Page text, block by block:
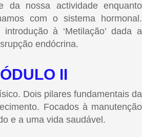
da nossa actividade enquanto
com o sistema hormonal.
à ‘Metilação’ dada a
endócrina.
II
Dois pilares fundamentais da
Focados à manutenção
e a uma vida saudável.